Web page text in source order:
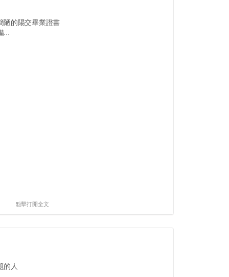
陋的陽交畢業證書
...
點擊打開全文
的人